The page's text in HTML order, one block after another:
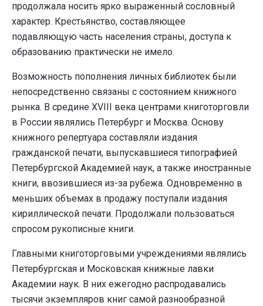
продолжала носить ярко выраженный сословный
характер. Крестьянство, составляющее
подавляющую часть населения страны, доступа к
образованию практически не имело.
Возможность пополнения личных библиотек были
непосредственно связаны с состоянием книжного
рынка. В средине XVIII века центрами книготорговли
в России являлись Петербург и Москва. Основу
книжного репертуара составляли издания
гражданской печати, выпускавшиеся типографией
Петербургской Академией наук, а также иностранные
книги, ввозившиеся из-за рубежа. Одновременно в
меньших объемах в продажу поступали издания
кириллической печати. Продолжали пользоваться
спросом рукописные книги.
Главными книготорговыми учреждениями являлись
Петербургская и Московская книжные лавки
Академии наук. В них ежегодно распродавались
тысячи экземпляров книг самой разнообразной